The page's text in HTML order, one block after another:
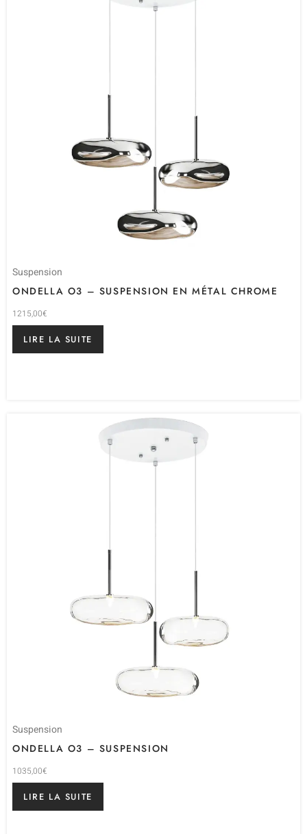
Suspension
ONDELLA O3 – SUSPENSION EN MÉTAL CHROME
1215,00€
LIRE LA SUITE
Suspension
ONDELLA O3 – SUSPENSION
1035,00€
LIRE LA SUITE